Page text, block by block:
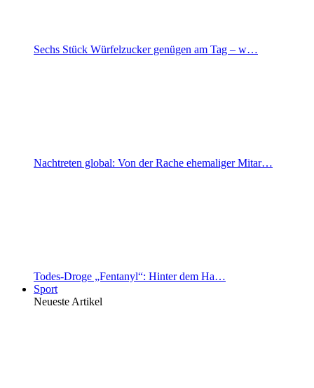
Sechs Stück Würfelzucker genügen am Tag – w…
Nachtreten global: Von der Rache ehemaliger Mitar…
Todes-Droge „Fentanyl“: Hinter dem Ha…
Sport
Neueste Artikel